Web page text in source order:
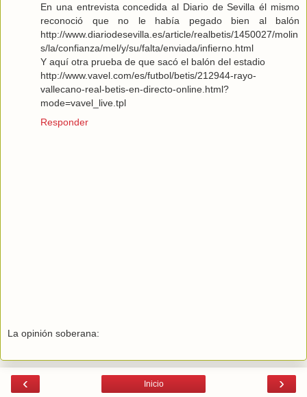
En una entrevista concedida al Diario de Sevilla él mismo
reconoció que no le había pegado bien al balón
http://www.diariodesevilla.es/article/realbetis/1450027/molin
s/la/confianza/mel/y/su/falta/enviada/infierno.html
Y aquí otra prueba de que sacó el balón del estadio
http://www.vavel.com/es/futbol/betis/212944-rayo-
vallecano-real-betis-en-directo-online.html?
mode=vavel_live.tpl
Responder
La opinión soberana:
‹ ›
Inicio